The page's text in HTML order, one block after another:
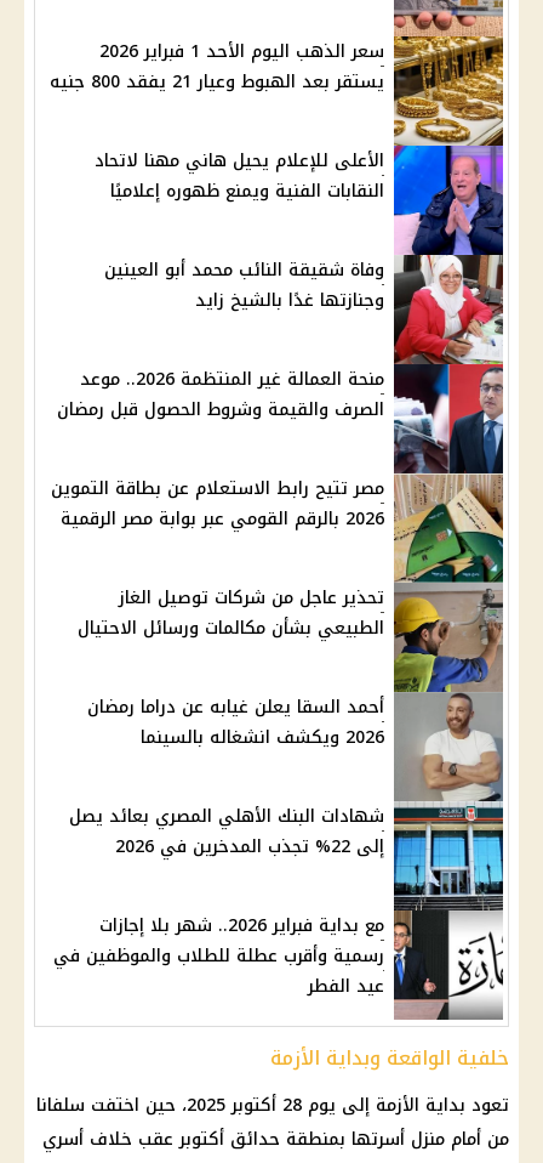
سعر الذهب اليوم الأحد 1 فبراير 2026
يستقر بعد الهبوط وعيار 21 يفقد 800 جنيه
الأعلى للإعلام يحيل هاني مهنا لاتحاد
النقابات الفنية ويمنع ظهوره إعلاميًا
وفاة شقيقة النائب محمد أبو العينين
وجنازتها غدًا بالشيخ زايد
منحة العمالة غير المنتظمة 2026.. موعد
الصرف والقيمة وشروط الحصول قبل رمضان
مصر تتيح رابط الاستعلام عن بطاقة التموين
2026 بالرقم القومي عبر بوابة مصر الرقمية
تحذير عاجل من شركات توصيل الغاز
الطبيعي بشأن مكالمات ورسائل الاحتيال
أحمد السقا يعلن غيابه عن دراما رمضان
2026 ويكشف انشغاله بالسينما
شهادات البنك الأهلي المصري بعائد يصل
إلى 22% تجذب المدخرين في 2026
مع بداية فبراير 2026.. شهر بلا إجازات
رسمية وأقرب عطلة للطلاب والموظفين في
عيد الفطر
خلفية الواقعة وبداية الأزمة
تعود بداية الأزمة إلى يوم 28 أكتوبر 2025، حين اختفت سلفانا
من أمام منزل أسرتها بمنطقة حدائق أكتوبر عقب خلاف أسري